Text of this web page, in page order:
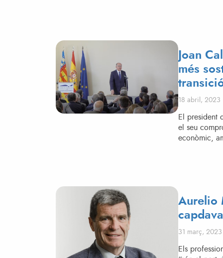
Joan
més
Posted on
18 abril, 2023
El president
el seu
econòmic,
Aurelio
Posted on
31 març, 2023
Els